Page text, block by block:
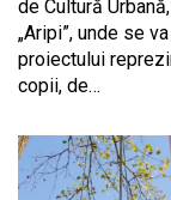
de Cultură
„Aripi”, unde se
proiectului
copii, de…